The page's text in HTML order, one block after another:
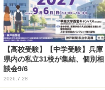
【高校受験】【中学受験】兵庫
県内の私立31校が集結、個別相
談会9/6
2026.7.28